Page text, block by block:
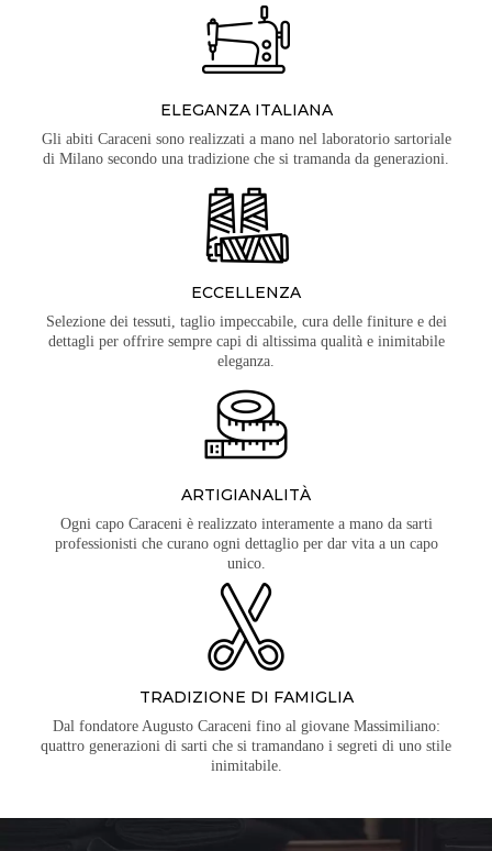
ELEGANZA ITALIANA
Gli abiti Caraceni sono realizzati a mano nel laboratorio sartoriale
di Milano secondo una tradizione che si tramanda da generazioni.
ECCELLENZA
Selezione dei tessuti, taglio impeccabile, cura delle finiture e dei
dettagli per offrire sempre capi di altissima qualità e inimitabile
eleganza.
ARTIGIANALITÀ
Ogni capo Caraceni è realizzato interamente a mano da sarti
professionisti che curano ogni dettaglio per dar vita a un capo
unico.
TRADIZIONE DI FAMIGLIA
Dal fondatore Augusto Caraceni fino al giovane Massimiliano:
quattro generazioni di sarti che si tramandano i segreti di uno stile
inimitabile.